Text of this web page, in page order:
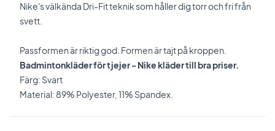
Nike's välkända Dri-Fit teknik som håller dig torr och fri från
svett.
Passformen är riktig god. Formen är tajt på kroppen.
Badmintonkläder för tjejer - Nike kläder till bra priser.
Färg: Svart
Material: 89% Polyester, 11% Spandex.